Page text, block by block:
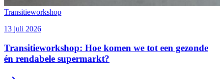
Transitieworkshop
13 juli 2026
Transitieworkshop: Hoe komen we tot een gezonde
én rendabele supermarkt?